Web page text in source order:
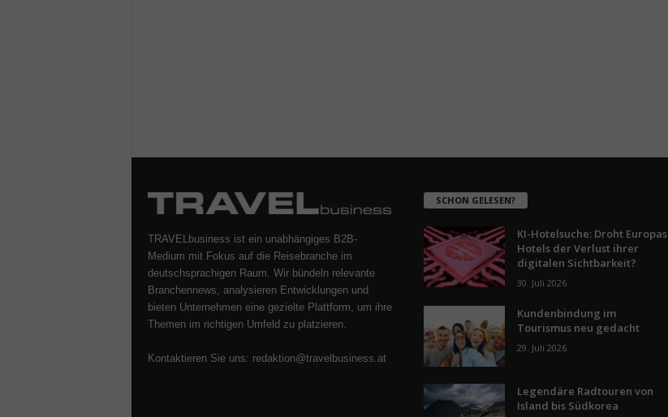
TRAVELbusiness ist ein unabhängiges B2B-
Medium mit Fokus auf die Reisebranche im
deutschsprachigen Raum. Wir bündeln relevante
Branchennews, analysieren Entwicklungen und
bieten Unternehmen eine gezielte Plattform, um ihre
Themen im richtigen Umfeld zu platzieren.
Kontaktieren Sie uns: redaktion@travelbusiness.at
SCHON GELESEN?
KI-Hotelsuche: Droht Europas
Hotels der Verlust ihrer
digitalen Sichtbarkeit?
30. Juli 2026
Kundenbindung im
Tourismus neu gedacht
29. Juli 2026
Legendäre Radtouren von
Island bis Südkorea